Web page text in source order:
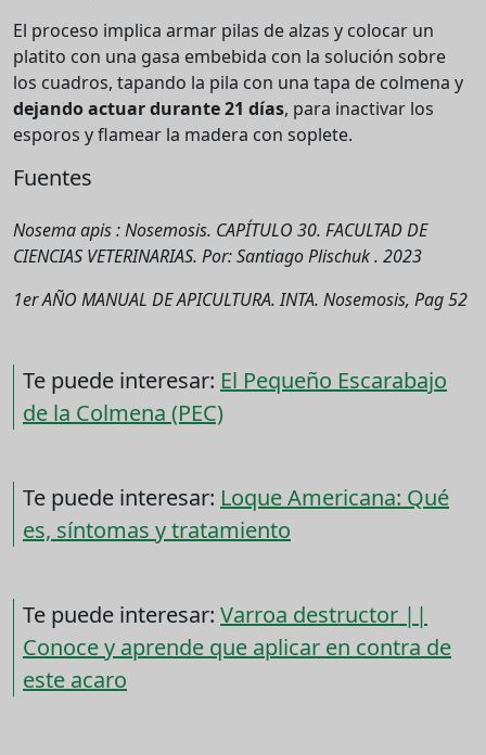
El proceso implica armar pilas de alzas y colocar un
platito con una gasa embebida con la solución sobre
los cuadros, tapando la pila con una tapa de colmena y
dejando actuar durante 21 días, para inactivar los
esporos y flamear la madera con soplete.
Fuentes
Nosema apis : Nosemosis. CAPÍTULO 30. FACULTAD DE
CIENCIAS VETERINARIAS. Por: Santiago Plischuk . 2023
1er AÑO MANUAL DE APICULTURA. INTA. Nosemosis, Pag 52
Te puede interesar: El Pequeño Escarabajo
de la Colmena (PEC)
Te puede interesar: Loque Americana: Qué
es, síntomas y tratamiento
Te puede interesar: Varroa destructor ||
Conoce y aprende que aplicar en contra de
este acaro